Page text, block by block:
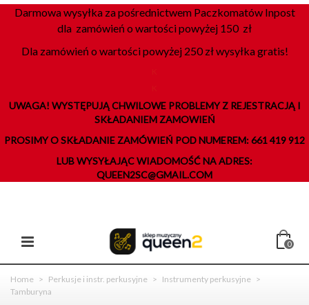
Darmowa wysyłka za pośrednictwem Paczkomatów Inpost
dla zamówień o wartości powyżej 150 zł
Dla zamówień o wartości powyżej 250 zł wysyłka gratis!
UWAGA! WYSTĘPUJĄ CHWILOWE PROBLEMY Z REJESTRACJĄ I
SKŁADANIEM ZAMOWIEŃ
PROSIMY O SKŁADANIE ZAMÓWIEŃ POD NUMEREM: 661 419 912
LUB WYSYŁAJĄC WIADOMOŚĆ NA ADRES:
QUEEN2SC@GMAIL.COM
0
Home > Perkusje i instr. perkusyjne > Instrumenty perkusyjne >
Tamburyna